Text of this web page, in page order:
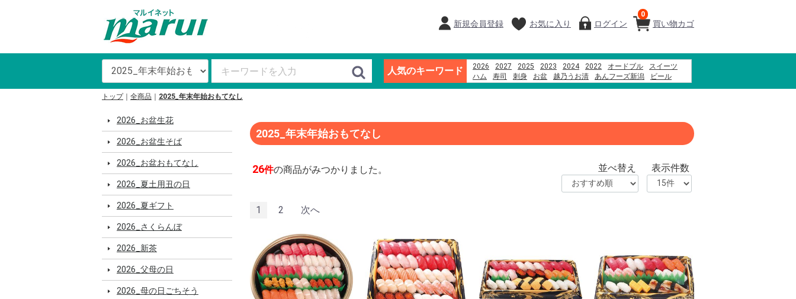
買い物カゴ
0
新規会員登録 お気に入り ログイン
人気のキーワード 2026 2027 2025 2023 2024 2022 オードブル
スイーツ
ハム
寿司 刺身 お盆 越乃うお清 あんフーズ新潟
ビール
トップ
全商品 2025_年末年始おもてなし
2026_お盆生花
2026_お盆生そば
2026_お盆おもてなし
2026_夏土用丑の日
2026_夏ギフト
2026_さくらんぼ
2026_新茶
2026_父母の日
2026_母の日ごちそう
2025_年末年始おもてなし
26件の商品がみつかりました。 並べ替え 表示件数
1 2 次へ